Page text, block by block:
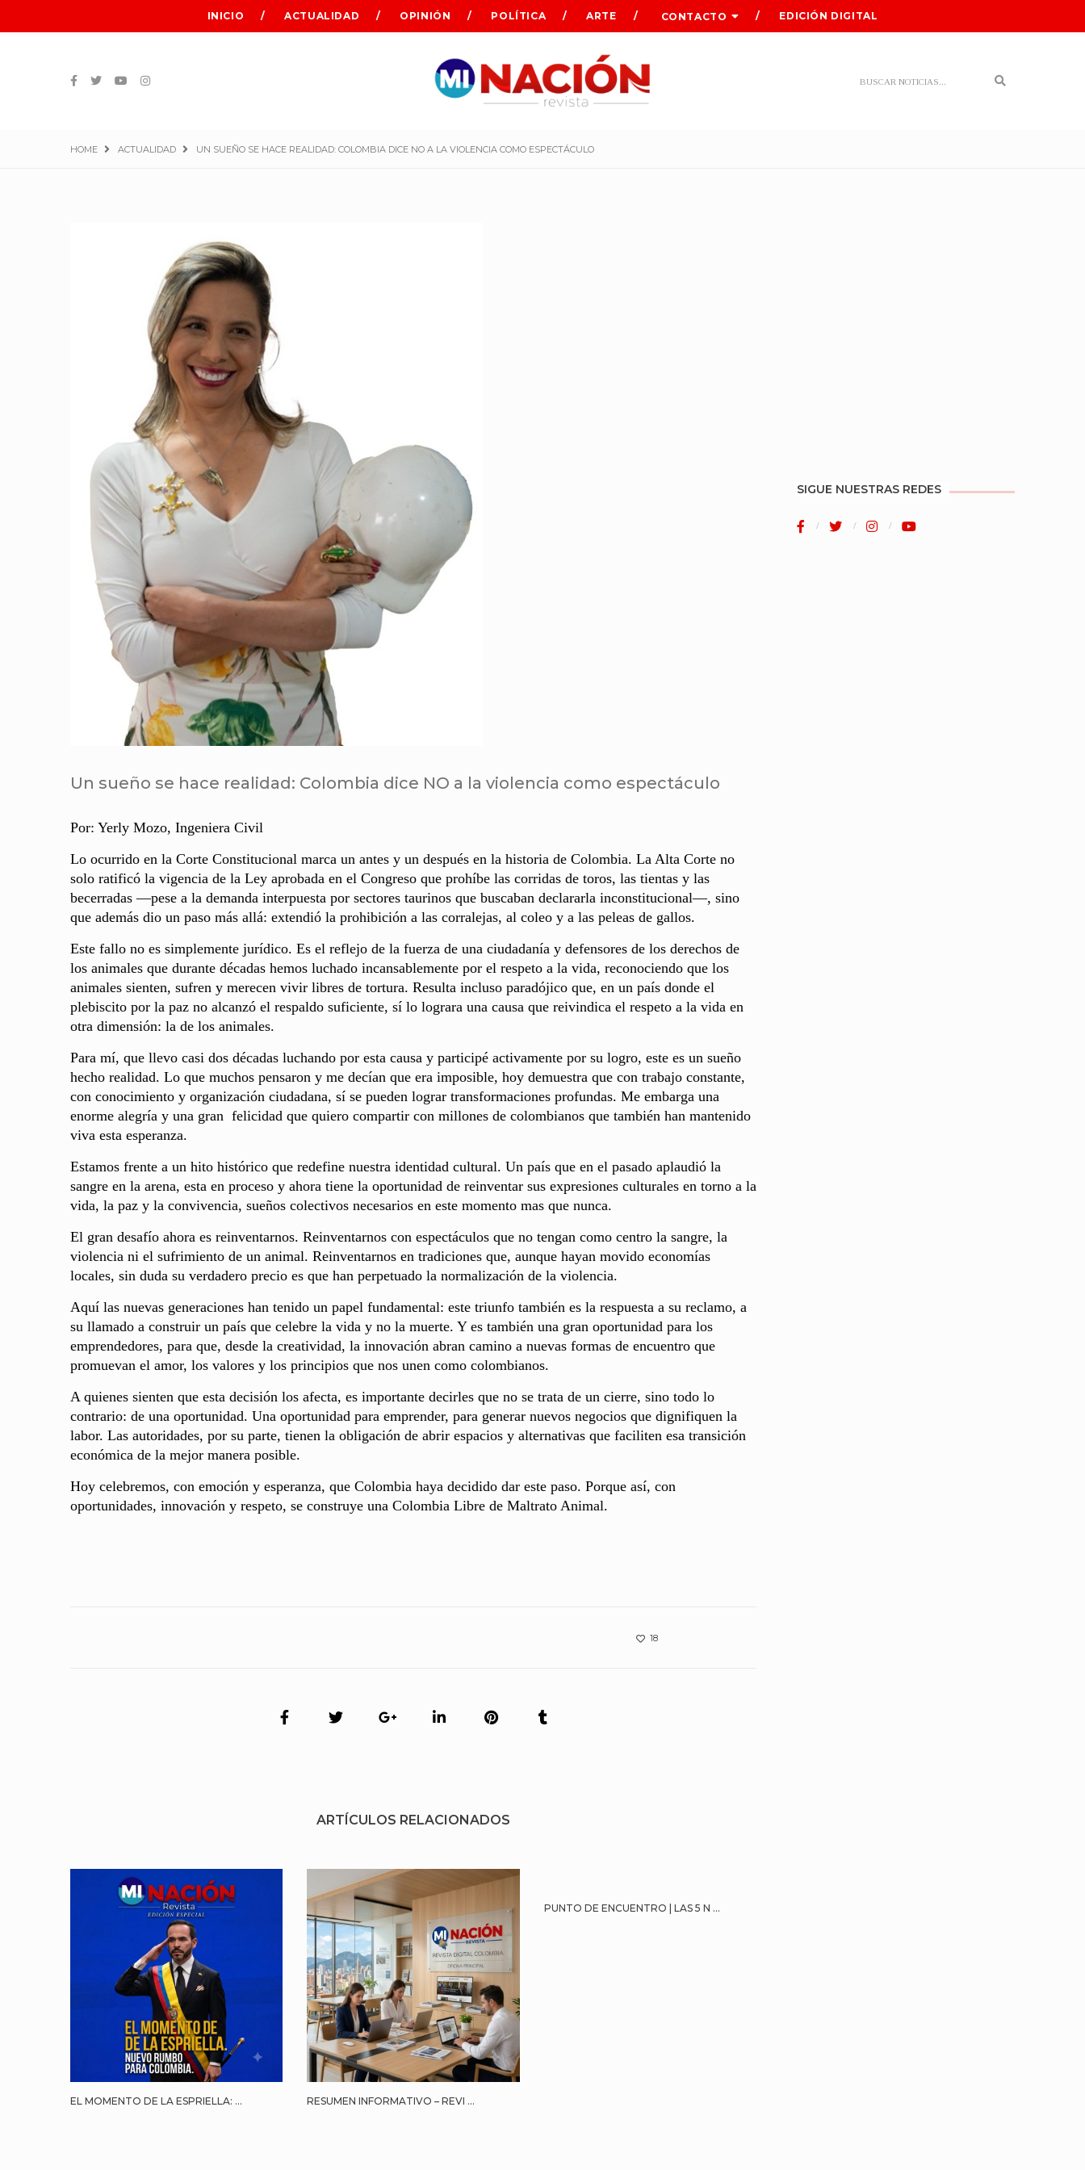
INICIO ACTUALIDAD OPINIÓN POLÍTICA ARTE CONTACTO EDICIÓN DIGITAL
Search
HOME ACTUALIDAD UN SUEÑO SE HACE REALIDAD: COLOMBIA DICE NO A LA VIOLENCIA COMO ESPECTÁCULO
Un sueño se hace realidad: Colombia dice NO a la violencia como espectáculo
Por: Yerly Mozo, Ingeniera Civil
Lo ocurrido en la Corte Constitucional marca un antes y un después en la historia de Colombia. La Alta Corte no
solo ratificó la vigencia de la Ley aprobada en el Congreso que prohíbe las corridas de toros, las tientas y las
becerradas —pese a la demanda interpuesta por sectores taurinos que buscaban declararla inconstitucional—, sino
que además dio un paso más allá: extendió la prohibición a las corralejas, al coleo y a las peleas de gallos.
Este fallo no es simplemente jurídico. Es el reflejo de la fuerza de una ciudadanía y defensores de los derechos de
los animales que durante décadas hemos luchado incansablemente por el respeto a la vida, reconociendo que los
animales sienten, sufren y merecen vivir libres de tortura. Resulta incluso paradójico que, en un país donde el
plebiscito por la paz no alcanzó el respaldo suficiente, sí lo lograra una causa que reivindica el respeto a la vida en
otra dimensión: la de los animales.
Para mí, que llevo casi dos décadas luchando por esta causa y participé activamente por su logro, este es un sueño
hecho realidad. Lo que muchos pensaron y me decían que era imposible, hoy demuestra que con trabajo constante,
con conocimiento y organización ciudadana, sí se pueden lograr transformaciones profundas. Me embarga una
enorme alegría y una gran felicidad que quiero compartir con millones de colombianos que también han mantenido
viva esta esperanza.
Estamos frente a un hito histórico que redefine nuestra identidad cultural. Un país que en el pasado aplaudió la
sangre en la arena, esta en proceso y ahora tiene la oportunidad de reinventar sus expresiones culturales en torno a la
vida, la paz y la convivencia, sueños colectivos necesarios en este momento mas que nunca.
El gran desafío ahora es reinventarnos. Reinventarnos con espectáculos que no tengan como centro la sangre, la
violencia ni el sufrimiento de un animal. Reinventarnos en tradiciones que, aunque hayan movido economías
locales, sin duda su verdadero precio es que han perpetuado la normalización de la violencia.
Aquí las nuevas generaciones han tenido un papel fundamental: este triunfo también es la respuesta a su reclamo, a
su llamado a construir un país que celebre la vida y no la muerte. Y es también una gran oportunidad para los
emprendedores, para que, desde la creatividad, la innovación abran camino a nuevas formas de encuentro que
promuevan el amor, los valores y los principios que nos unen como colombianos.
A quienes sienten que esta decisión los afecta, es importante decirles que no se trata de un cierre, sino todo lo
contrario: de una oportunidad. Una oportunidad para emprender, para generar nuevos negocios que dignifiquen la
labor. Las autoridades, por su parte, tienen la obligación de abrir espacios y alternativas que faciliten esa transición
económica de la mejor manera posible.
Hoy celebremos, con emoción y esperanza, que Colombia haya decidido dar este paso. Porque así, con
oportunidades, innovación y respeto, se construye una Colombia Libre de Maltrato Animal.
18
ARTÍCULOS RELACIONADOS
EL MOMENTO DE LA ESPRIELLA: ... RESUMEN INFORMATIVO – REVI ...
PUNTO DE ENCUENTRO | LAS 5 N ...
SIGUE NUESTRAS REDES